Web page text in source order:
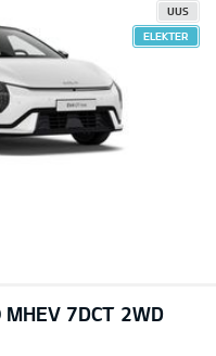
UUS
ELEKTER
MHEV 7DCT 2WD